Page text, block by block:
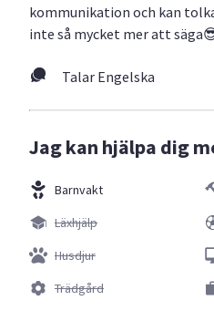
kommunikation och kan
inte så mycket mer att
Talar Engelska
Jag kan hjälpa dig
Barnvakt
Läxhjälp
Husdjur
Trädgård